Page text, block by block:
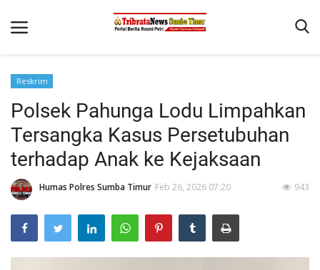
Beranda
Terms & Conditions
Reskrim
Binkam
Giat Ops
Polisi Kita
Mitra Polisi
Reskrim
Polsek Pahunga Lodu Limpahkan
Tersangka Kasus Persetubuhan
terhadap Anak ke Kejaksaan
Humas Polres Sumba Timur Feb 26, 2026 07:20 943